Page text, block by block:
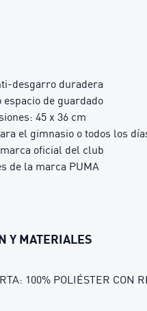
desgarro duradera
espacio de guardado
45 x 36 cm
el gimnasio o todos los
oficial del club
de la marca PUMA
Y MATERIALES
100% POLIÉSTER CON